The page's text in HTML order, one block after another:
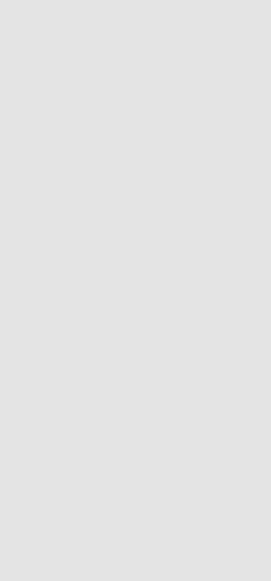
où Lamy n’est pas
les langues proposées
les langues proposées